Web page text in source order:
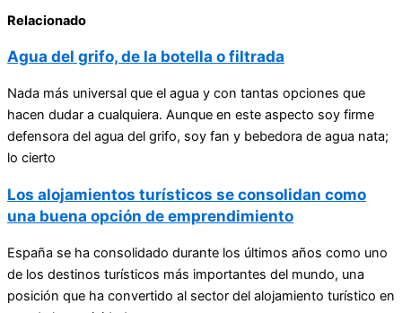
Relacionado
Agua del grifo, de la botella o filtrada
Nada más universal que el agua y con tantas opciones que
hacen dudar a cualquiera. Aunque en este aspecto soy firme
defensora del agua del grifo, soy fan y bebedora de agua nata;
lo cierto
Los alojamientos turísticos se consolidan como
una buena opción de emprendimiento
España se ha consolidado durante los últimos años como uno
de los destinos turísticos más importantes del mundo, una
posición que ha convertido al sector del alojamiento turístico en